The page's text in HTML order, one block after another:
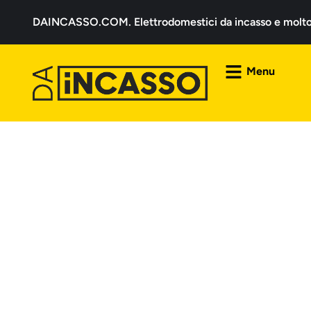
DAINCASSO.COM. Elettrodomestici da incasso e
Menu